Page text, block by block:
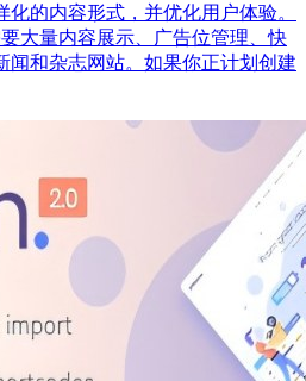
的内容形式，并优化用户体验。
大量内容展示、广告位管理、快
闻和杂志网站。如果你正计划创建